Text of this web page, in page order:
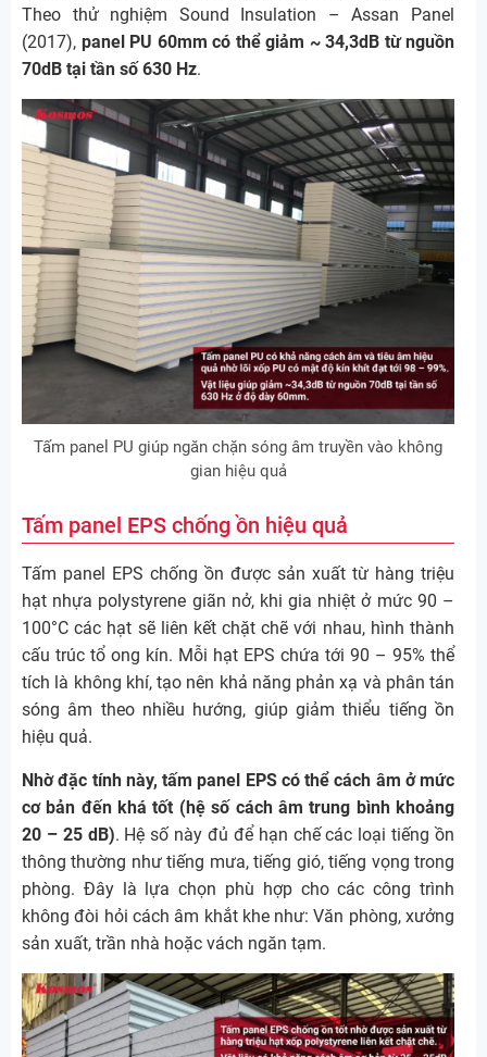
Theo thử nghiệm Sound Insulation – Assan Panel
(2017), panel PU 60mm có thể giảm ~ 34,3dB từ nguồn
70dB tại tần số 630 Hz.
Tấm panel PU giúp ngăn chặn sóng âm truyền vào không
gian hiệu quả
Tấm panel EPS chống ồn hiệu quả
Tấm panel EPS chống ồn được sản xuất từ hàng triệu
hạt nhựa polystyrene giãn nở, khi gia nhiệt ở mức 90 –
100°C các hạt sẽ liên kết chặt chẽ với nhau, hình thành
cấu trúc tổ ong kín. Mỗi hạt EPS chứa tới 90 – 95% thể
tích là không khí, tạo nên khả năng phản xạ và phân tán
sóng âm theo nhiều hướng, giúp giảm thiểu tiếng ồn
hiệu quả.
Nhờ đặc tính này, tấm panel EPS có thể cách âm ở mức
cơ bản đến khá tốt (hệ số cách âm trung bình khoảng
20 – 25 dB). Hệ số này đủ để hạn chế các loại tiếng ồn
thông thường như tiếng mưa, tiếng gió, tiếng vọng trong
phòng. Đây là lựa chọn phù hợp cho các công trình
không đòi hỏi cách âm khắt khe như: Văn phòng, xưởng
sản xuất, trần nhà hoặc vách ngăn tạm.